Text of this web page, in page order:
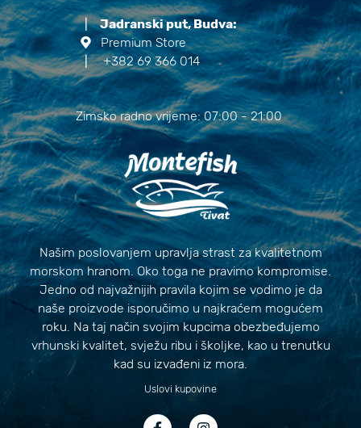
|
Jadranski put, Budva:
Premium Store
|
+382 69 366 014
Zimsko radno vrijeme: 07:00 - 21:00
Našim poslovanjem upravlja strast za kvalitetnom
morskom hranom. Oko toga ne pravimo kompromise.
Jedno od najvažnijih pravila kojim se vodimo je da
naše proizvode isporučimo u najkraćem mogućem
roku. Na taj način svojim kupcima obezbeđujemo
vrhunski kvalitet, svježu ribu i školjke, kao u trenutku
kad su izvađeni iz mora.
Uslovi kupovine